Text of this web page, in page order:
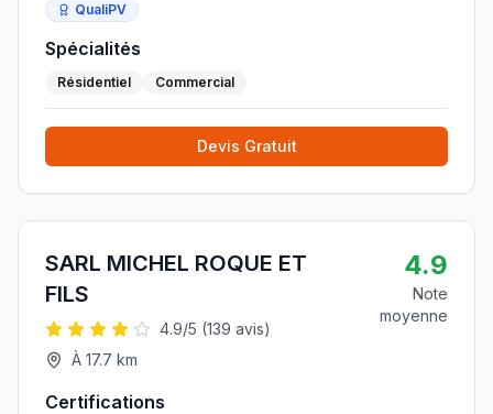
QualiPV
Spécialités
Résidentiel Commercial
Devis Gratuit
SARL MICHEL ROQUE ET
FILS
4.9/5 (139 avis)
À 17.7 km
4.9
Note
moyenne
Certifications